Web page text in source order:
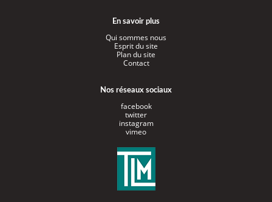
En savoir plus
Qui sommes nous
Esprit du site
Plan du site
Contact
Nos réseaux sociaux
facebook
twitter
instagram
vimeo